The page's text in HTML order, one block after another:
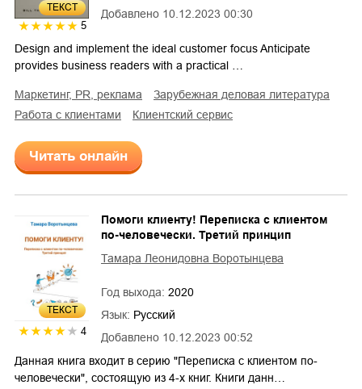
ТЕКСТ
5
Добавлено 10.12.2023 00:30
Design and implement the ideal customer focus Anticipate
provides business readers with a practical …
маркетинг, PR, реклама
зарубежная деловая литература
работа с клиентами
клиентский сервис
Читать онлайн
ТЕКСТ
4 Добавлено 10.12.2023 00:52
Помоги клиенту! Переписка с клиентом
по-человечески. Третий принцип
Тамара Леонидовна Воротынцева
Год выхода: 2020
Язык: Русский
Данная книга входит в серию "Переписка с клиентом по-
человечески", состоящую из 4-х книг. Книги данн…